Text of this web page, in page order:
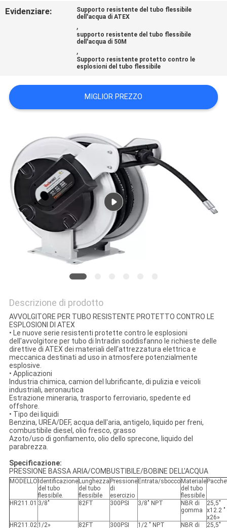
RICHIEDI
PREVENTIVO
MAPPA
DEL
PRIVACY
POLICY
Evidenziare:
Supporto resistente del tubo flessibile
dell'acqua di ATEX
,
supporto resistente del tubo flessibile
dell'acqua di 50M
,
Supporto resistente protetto contro le
esplosioni del tubo flessibile
MIGLIOR PREZZO
Descrizione di prodotto
AVVOLGITORE PER TUBO RESISTENTE PROTETTO CONTRO LE
ESPLOSIONI DI ATEX
• Le nuove serie resistenti protette contro le esplosioni
dell'avvolgitore per tubo di Intradin soddisfanno le richieste delle
direttive di ATEX dei materiali dell'attrezzatura elettrica e
meccanica destinati ad uso in atmosfere potenzialmente
esplosive.
• Applicazioni
Industria chimica, camion del lubrificante, di pulizia e veicoli
industriali, aeronautica
Estrazione mineraria, trasporto ferroviario, spedente ed
offshore.
• Tipo dei liquidi
Benzina, UREA/DEF, acqua dell'aria, antigelo, liquido per freni,
combustibile diesel, olio fresco, grasso
Azoto/uso di gonfiamento, olio dello sprecone, liquido del
parabrezza.
Specificazione:
PRESSIONE BASSA ARIA/COMBUSTIBILE/BOBINE DELL'ACQUA
MODELLO Identificazione
del tubo
flessibile.
Lunghezza
del tubo
flessibile
Pressione
di
esercizio
Entrata/sbocco Materiale
del tubo
flessibile
HR211.01 3/8" 82FT 300PSI 3/8" NPT
NBR di
gomma
25,5"
x12.2 "
x26»
HR211.02 1/2» 82FT 300PSI 1/2 " NPT NBR di 25,5"